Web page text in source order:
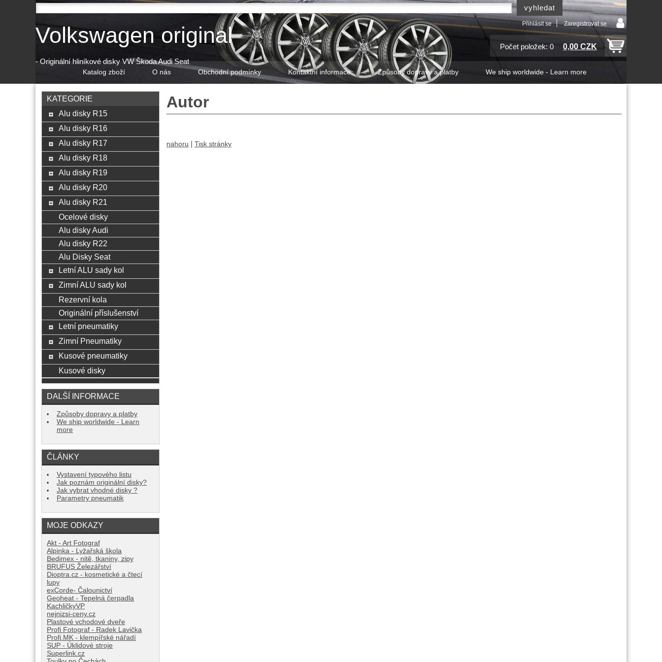
Přihlásit se Zaregistrovat se
Počet položek: 0 0,00 CZK
Volkswagen original
- Originální hliníkové disky VW Škoda Audi Seat
Katalog zboží O nás Obchodní podmínky Kontaktní informace Způsoby dopravy a platby We ship worldwide - Learn more
Autor
nahoru | Tisk stránky
KATEGORIE
Alu disky R15
Alu disky R16
Alu disky R17
Alu disky R18
Alu disky R19
Alu disky R20
Alu disky R21
Ocelové disky
Alu disky Audi
Alu disky R22
Alu Disky Seat
Letní ALU sady kol
Zimní ALU sady kol
Rezervní kola
Originální příslušenství
Letní pneumatiky
Zimní Pneumatiky
Kusové pneumatiky
Kusové disky
DALŠÍ INFORMACE
Způsoby dopravy a platby
We ship worldwide - Learn
more
ČLÁNKY
Vystavení typového listu
Jak poznám originální disky?
Jak vybrat vhodné disky ?
Parametry pneumatik
MOJE ODKAZY
Akt - Art Fotograf
Alpinka - Lyžařská škola
Bedimex - nitě, tkaniny, zipy
BRUFUS Železářství
Dioptra.cz - kosmetické a čtecí
lupy
exCorde- Čalounictví
Geoheat - Tepelná čerpadla
KachličkyVP
nejnizsi-ceny.cz
Plastové vchodové dveře
Profi Fotograf - Radek Lavička
Profi.MK - klempířské nářadí
SUP - Úklidové stroje
Superlink.cz